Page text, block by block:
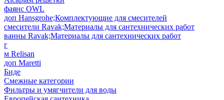
фаянс OWL
доп Hansgrohe;Комплектующие для смесителей
смесители Ravak;Материалы для сантехнических работ
ванны Ravak;Материалы для сантехнических работ
г
м Relisan
доп Maretti
Биде
Смежные категории
Фильтры и умягчители для воды